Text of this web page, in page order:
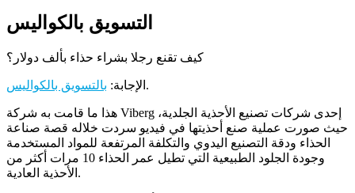
التسويق بالكواليس
كيف تقنع رجلا بشراء حذاء بألف دولار؟
الإجابة: بالتسويق بالكواليس .
هذا ما قامت به شركة Viberg إحدى شركات تصنيع الأحذية الجلدية،
حيث صورت عملية صنع أحذيتها في فيديو سردت خلاله قصة صناعة
الحذاء ودقة التصنيع اليدوي والتكلفة المرتفعة للمواد المستخدمة
وجودة الجلود الطبيعية التي تطيل عمر الحذاء 10 مرات أكثر من
الأحذية العادية.